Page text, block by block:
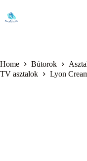
content
Home Bútorok
TV asztalok
Lyon